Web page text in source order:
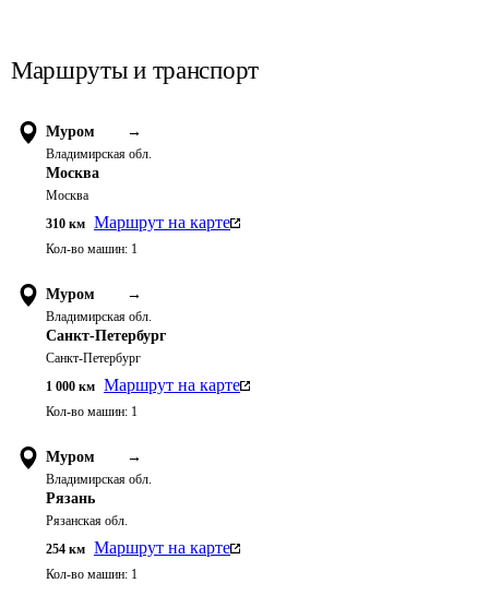
Маршруты и транспорт
Муром →
Владимирская обл.
Москва
Москва
310 км Маршрут на карте
Кол-во машин: 1
Муром →
Владимирская обл.
Санкт-Петербург
Санкт-Петербург
1 000 км Маршрут на карте
Кол-во машин: 1
Муром →
Владимирская обл.
Рязань
Рязанская обл.
254 км Маршрут на карте
Кол-во машин: 1